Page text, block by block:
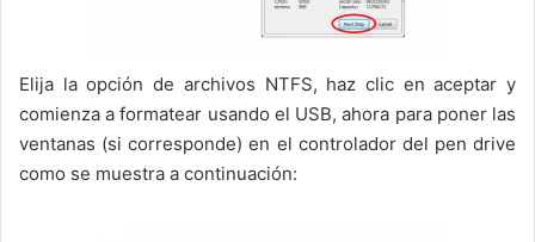
Elija la opción de archivos NTFS, haz clic en aceptar y
comienza a formatear usando el USB, ahora para poner las
ventanas (si corresponde) en el controlador del pen drive
como se muestra a continuación: